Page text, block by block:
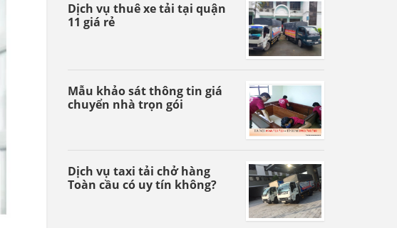
Dịch vụ thuê xe tải tại quận
11 giá rẻ
Mẫu khảo sát thông tin giá
chuyển nhà trọn gói
Dịch vụ taxi tải chở hàng
Toàn cầu có uy tín không?